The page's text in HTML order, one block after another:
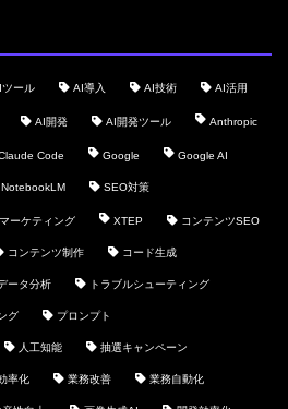
ツール AI導入 AI技術 AI活用
AI開発 AI開発ツール Anthropic
Code Google Google AI
NotebookLM SEO対策
ーケティング XTEP コンテンツSEO
コンテンツ制作 コード生成
ータ分析 トラブルシューティング
グ プロンプト
人工知能 抽選キャンペーン
率化 業務改善 業務自動化